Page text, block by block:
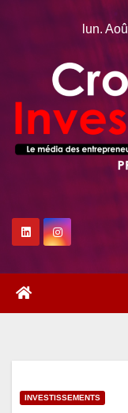
lun.
INVESTISSEMENTS